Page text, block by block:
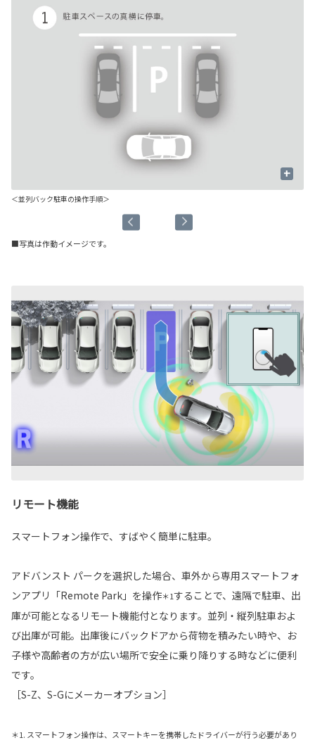
+
＜並列バック駐車の操作手順＞
■写真は作動イメージです。
リモート機能
スマートフォン操作で、すばやく簡単に駐車。
アドバンスト パークを選択した場合、車外から専用スマートフォ
ンアプリ「Remote Park」を操作＊1することで、遠隔で駐車、出
庫が可能となるリモート機能付となります。並列・縦列駐車およ
び出庫が可能。出庫後にバックドアから荷物を積みたい時や、お
子様や高齢者の方が広い場所で安全に乗り降りする時などに便利
です。
［S-Z、S-Gにメーカーオプション］
＊1. スマートフォン操作は、スマートキーを携帯したドライバーが行う必要があり